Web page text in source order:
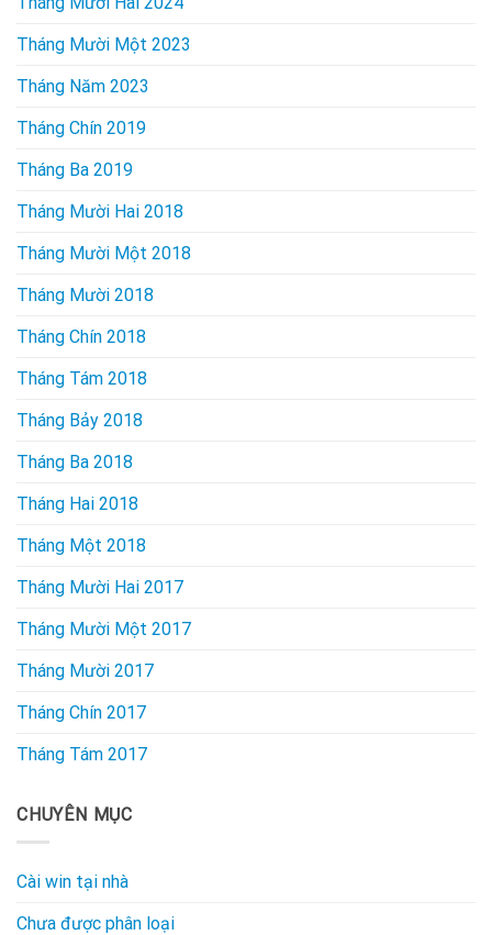
Tháng Mười Một 2023
Tháng Năm 2023
Tháng Chín 2019
Tháng Ba 2019
Tháng Mười Hai 2018
Tháng Mười Một 2018
Tháng Mười 2018
Tháng Chín 2018
Tháng Tám 2018
Tháng Bảy 2018
Tháng Ba 2018
Tháng Hai 2018
Tháng Một 2018
Tháng Mười Hai 2017
Tháng Mười Một 2017
Tháng Mười 2017
Tháng Chín 2017
Tháng Tám 2017
CHUYÊN MỤC
Cài win tại nhà
Chưa được phân loại